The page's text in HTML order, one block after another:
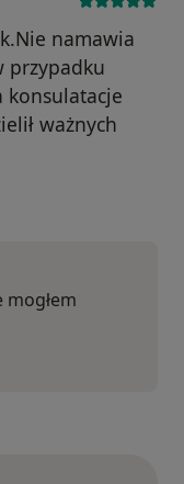
namawia
przypadku
konsulatacje
ważnych
usunięte
mogłem